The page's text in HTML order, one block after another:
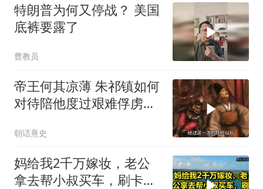
特朗普为何又停战？ 美国
底裤要露了
曹教员
帝王何其凉薄 朱祁镇如何
对待陪他度过艰难俘虏生
朝话熹史
妈给我2千万嫁妆，老公
拿去帮小叔买车，刷卡时